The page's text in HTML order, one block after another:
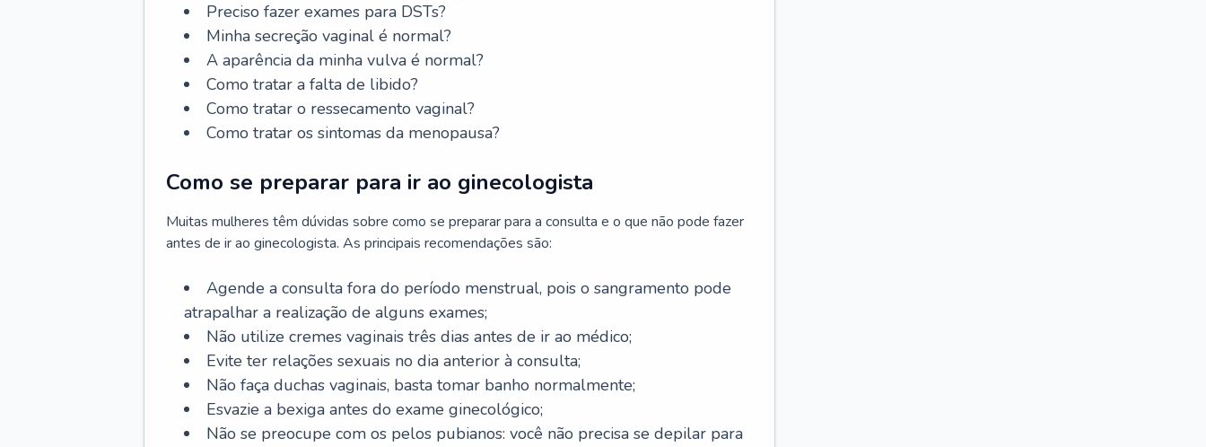
Preciso fazer exames para DSTs?
Minha secreção vaginal é normal?
A aparência da minha vulva é normal?
Como tratar a falta de libido?
Como tratar o ressecamento vaginal?
Como tratar os sintomas da menopausa?
Como se preparar para ir ao ginecologista
Muitas mulheres têm dúvidas sobre como se preparar para a consulta e o que não pode fazer
antes de ir ao ginecologista. As principais recomendações são:
Agende a consulta fora do período menstrual, pois o sangramento pode
atrapalhar a realização de alguns exames;
Não utilize cremes vaginais três dias antes de ir ao médico;
Evite ter relações sexuais no dia anterior à consulta;
Não faça duchas vaginais, basta tomar banho normalmente;
Esvazie a bexiga antes do exame ginecológico;
Não se preocupe com os pelos pubianos: você não precisa se depilar para